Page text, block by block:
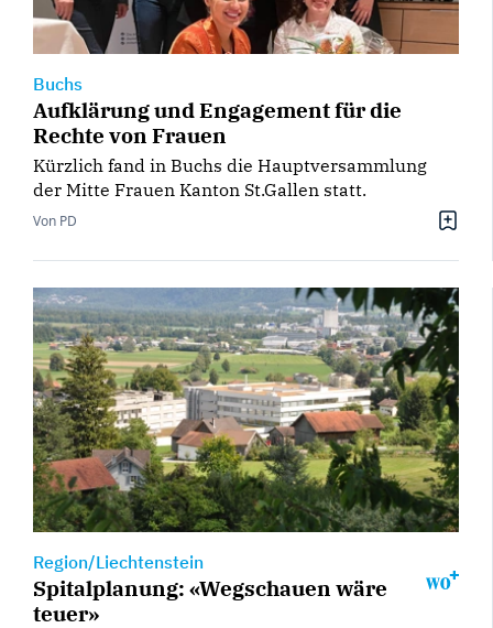
Buchs
Aufklärung und Engagement für die
Rechte von Frauen
Kürzlich fand in Buchs die Hauptversammlung
der Mitte Frauen Kanton St.Gallen statt.
Von PD
Region/Liechtenstein
Spitalplanung: «Wegschauen wäre
teuer»